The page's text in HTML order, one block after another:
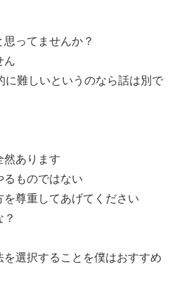
ってませんか？
ん
に難しいというのなら話は別で
然あります
るものではない
尊重してあげてください
選択することを僕はおすすめ